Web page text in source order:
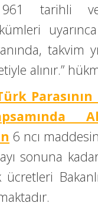
tarihli
takvim
alınır.”
6 ncı
sonuna